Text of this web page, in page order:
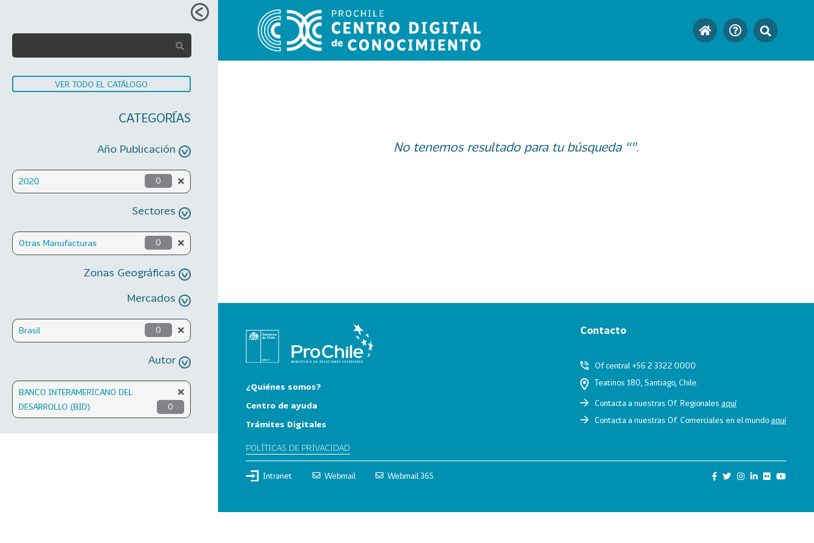
VER TODO EL CATÁLOGO
CATEGORÍAS
Año Publicación
2020 0
Sectores
Otras Manufacturas 0
Zonas Geográficas
Mercados
Brasil 0
Autor
BANCO INTERAMERICANO DEL
DESARROLLO (BID)
0
No tenemos resultado para tu búsqueda “”.
¿Quiénes somos?
Centro de ayuda
Trámites Digitales
POLÍTICAS DE PRIVACIDAD
Contacto
Of central +56 2 3322 0000
Teatinos 180, Santiago, Chile.
Contacta a nuestras Of. Regionales aquí
Contacta a nuestras Of. Comerciales en el mundoaquí
Intranet Webmail Webmail 365